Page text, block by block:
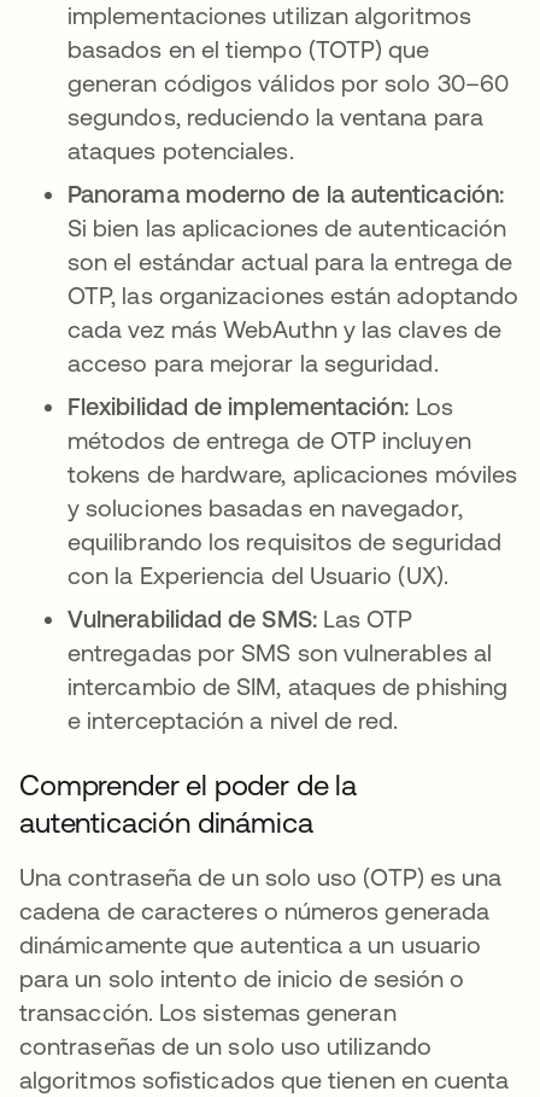
implementaciones utilizan algoritmos
basados en el tiempo (TOTP) que
generan códigos válidos por solo 30–60
segundos, reduciendo la ventana para
ataques potenciales.
Panorama moderno de la autenticación:
Si bien las aplicaciones de autenticación
son el estándar actual para la entrega de
OTP, las organizaciones están adoptando
cada vez más WebAuthn y las claves de
acceso para mejorar la seguridad.
Flexibilidad de implementación: Los
métodos de entrega de OTP incluyen
tokens de hardware, aplicaciones móviles
y soluciones basadas en navegador,
equilibrando los requisitos de seguridad
con la Experiencia del Usuario (UX).
Vulnerabilidad de SMS: Las OTP
entregadas por SMS son vulnerables al
intercambio de SIM, ataques de phishing
e interceptación a nivel de red.
Comprender el poder de la
autenticación dinámica
Una contraseña de un solo uso (OTP) es una
cadena de caracteres o números generada
dinámicamente que autentica a un usuario
para un solo intento de inicio de sesión o
transacción. Los sistemas generan
contraseñas de un solo uso utilizando
algoritmos sofisticados que tienen en cuenta